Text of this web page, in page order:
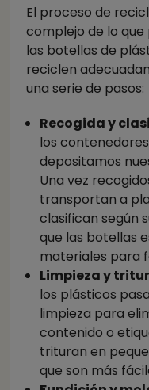
El proceso de
complejo de lo
las botellas de
reciclen
una serie de pasos:
Recogida y
los
depositamos
Una vez
transportan a
clasifican según
que las botellas
materiales para
Limpieza y
los plásticos
limpieza para
contenido o
trituran en
que son más